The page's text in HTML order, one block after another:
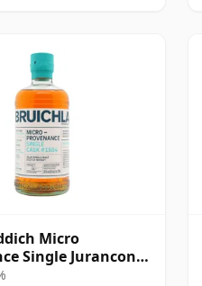
Micro
Single Jurancon
#1564 2014 11 años